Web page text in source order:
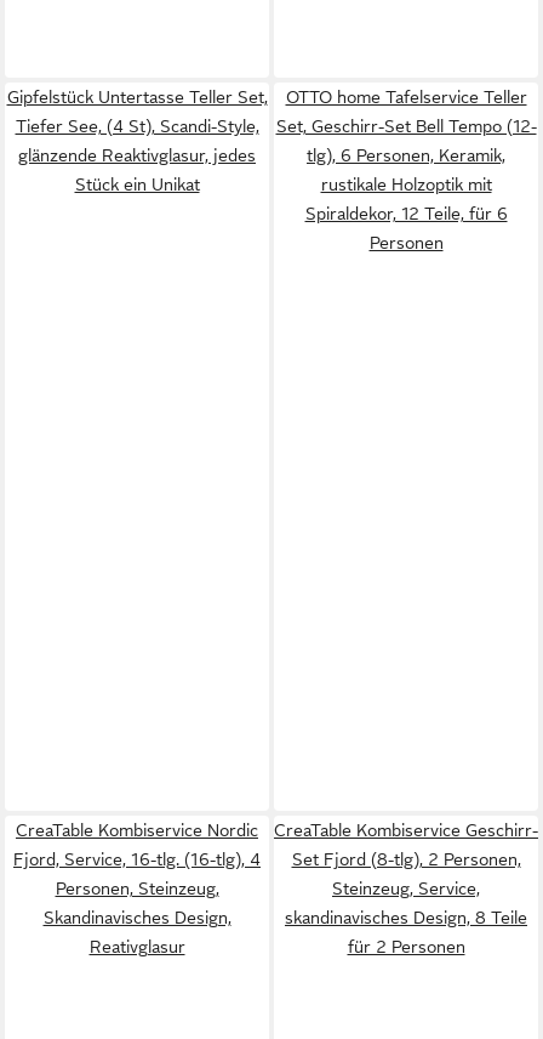
Gipfelstück Untertasse Teller Set,
Tiefer See, (4 St), Scandi-Style,
glänzende Reaktivglasur, jedes
Stück ein Unikat
OTTO home Tafelservice Teller
Set, Geschirr-Set Bell Tempo (12-
tlg), 6 Personen, Keramik,
rustikale Holzoptik mit
Spiraldekor, 12 Teile, für 6
Personen
CreaTable Kombiservice Nordic
Fjord, Service, 16-tlg. (16-tlg), 4
Personen, Steinzeug,
Skandinavisches Design,
Reativglasur
CreaTable Kombiservice Geschirr-
Set Fjord (8-tlg), 2 Personen,
Steinzeug, Service,
skandinavisches Design, 8 Teile
für 2 Personen